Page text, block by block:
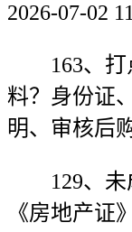
2026-07-02
163、打
料？身份证
明、审核后
129、未
《房地产证